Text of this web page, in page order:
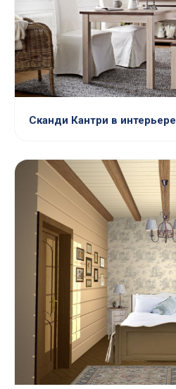
Сканди Кантри в интерьере